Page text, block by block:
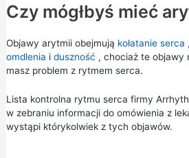
Czy mógłbyś mieć
Objawy arytmii obejmują kołatanie serca ,
omdlenia i duszność , chociaż te objawy
masz problem z rytmem serca.
Lista kontrolna rytmu serca firmy
w zebraniu informacji do omówienia z
wystąpi którykolwiek z tych objawów.